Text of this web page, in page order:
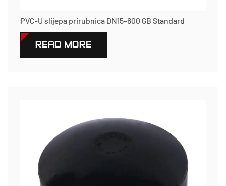
PVC-U slijepa prirubnica DN15-600 GB Standard
READ MORE